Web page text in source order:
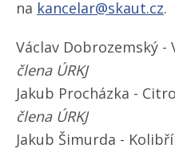
na kancelar@skaut.cz.
Václav Dobrozemský -
člena ÚRKJ
Jakub Procházka -
člena ÚRKJ
Jakub Šimurda -